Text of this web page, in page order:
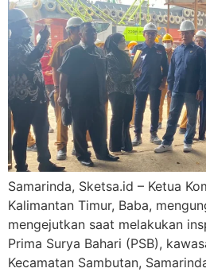
Samarinda, Sketsa.id – Ketua
Kalimantan Timur, Baba,
mengejutkan saat melakukan
Prima Surya Bahari (PSB),
Kecamatan Sambutan,